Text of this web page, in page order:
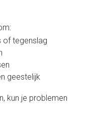
of tegenslag
geestelijk
kun je problemen